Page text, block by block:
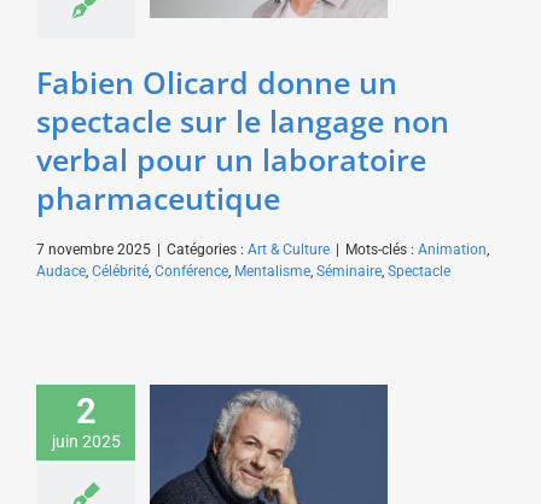
Art & Culture
Fabien Olicard donne un
spectacle sur le langage non
verbal pour un laboratoire
pharmaceutique
7 novembre 2025 | Catégories : Art & Culture | Mots-clés : Animation
Audace Célébrité Conférence Mentalisme Séminaire Spectacle
2
juin 2025
Frédéric Lenoir donne
une visioconférence
sur l’espoir pour un
laboratoire
pharmaceutique